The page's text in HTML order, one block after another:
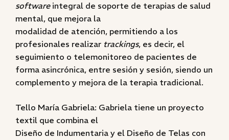
software integral de soporte de terapias de salud
mental, que mejora la
modalidad de atención, permitiendo a los
profesionales realizar trackings, es decir, el
seguimiento o telemonitoreo de pacientes de
forma asincrónica, entre sesión y sesión, siendo un
complemento y mejora de la terapia tradicional.
Tello María Gabriela: Gabriela tiene un proyecto
textil que combina el
Diseño de Indumentaria y el Diseño de Telas con